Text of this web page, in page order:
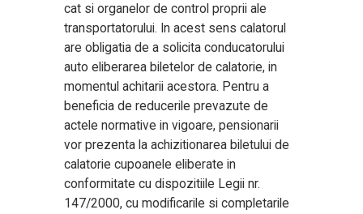
cat si organelor de control proprii ale
transportatorului. In acest sens calatorul
are obligatia de a solicita conducatorului
auto eliberarea biletelor de calatorie, in
momentul achitarii acestora. Pentru a
beneficia de reducerile prevazute de
actele normative in vigoare, pensionarii
vor prezenta la achizitionarea biletului de
calatorie cupoanele eliberate in
conformitate cu dispozitiile Legii nr.
147/2000, cu modificarile si completarile